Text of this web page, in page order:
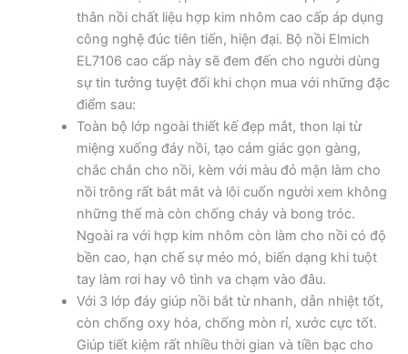
thân nồi chất liệu hợp kim nhôm cao cấp áp dụng
công nghệ đúc tiên tiến, hiện đại. Bộ nồi Elmich
EL7106 cao cấp này sẽ đem đến cho người dùng
sự tin tưởng tuyệt đối khi chọn mua với những đặc
điểm sau:
Toàn bộ lớp ngoài thiết kế đẹp mắt, thon lại từ
miệng xuống đáy nồi, tạo cảm giác gọn gàng,
chắc chắn cho nồi, kèm với màu đỏ mận làm cho
nồi trông rất bắt mắt và lôi cuốn người xem không
những thế mà còn chống cháy và bong tróc.
Ngoài ra với hợp kim nhôm còn làm cho nồi có độ
bền cao, hạn chế sự méo mó, biến dạng khi tuột
tay làm rơi hay vô tình va chạm vào đâu.
Với 3 lớp đáy giúp nồi bắt từ nhanh, dẫn nhiệt tốt,
còn chống oxy hóa, chống mòn rỉ, xước cực tốt.
Giúp tiết kiệm rất nhiều thời gian và tiền bạc cho